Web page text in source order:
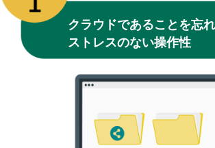
クラウドであることを忘れ
ストレスのない操作性